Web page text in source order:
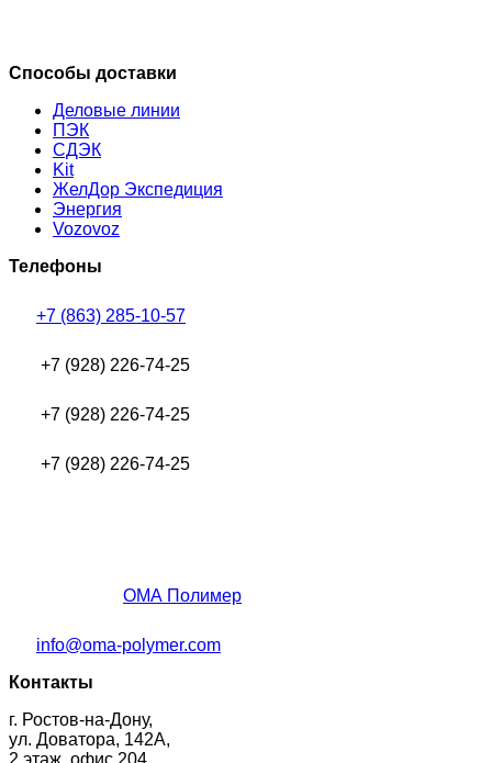
Способы доставки
Деловые линии
ПЭК
СДЭК
Kit
ЖелДор Экспедиция
Энергия
Vozovoz
Телефоны
+7 (863) 285-10-57
+7 (928) 226-74-25
+7 (928) 226-74-25
+7 (928) 226-74-25
ОМА Полимер
info@oma-polymer.com
Контакты
г. Ростов-на-Дону,
ул. Доватора, 142А,
2 этаж, офис 204